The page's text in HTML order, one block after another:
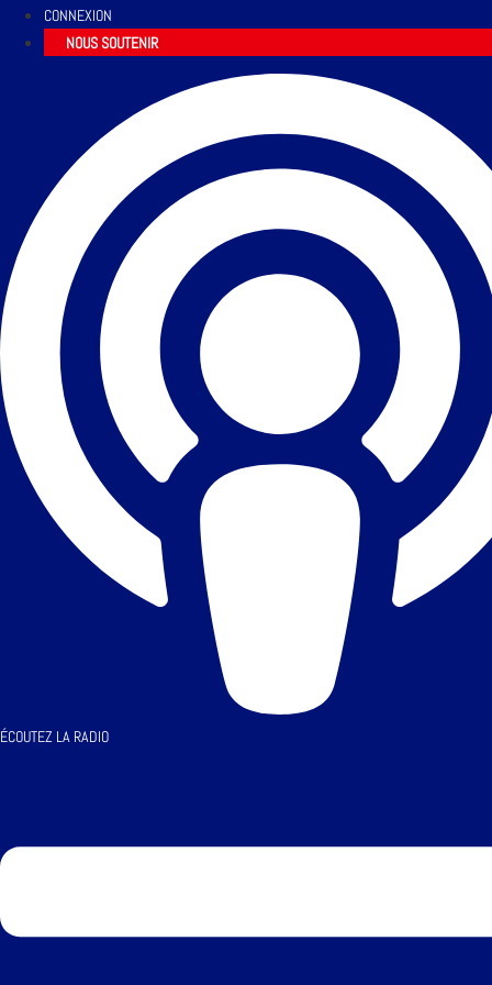
CONNEXION
NOUS SOUTENIR
ÉCOUTEZ LA RADIO